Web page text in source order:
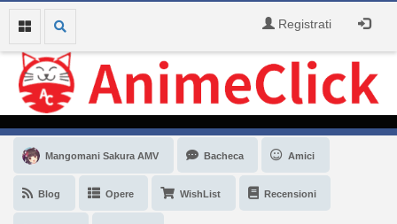
Registrati
Mangomani Sakura AMV Bacheca Amici
Blog Opere WishList Recensioni